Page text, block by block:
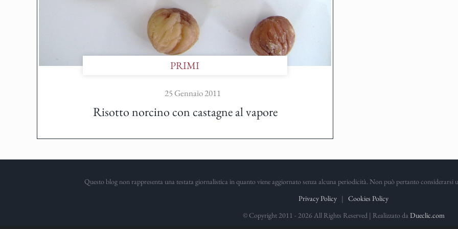
PRIMI
25 Gennaio 2011
Risotto norcino con castagne al vapore
Questo blog non rappresenta una testata giornalistica in quanto viene aggiornato senza alcuna periodicità. Non può pertanto considerarsi
Privacy Policy | Cookies Policy
© Copyright 2011 - 2026 All Rights Reserved | Realizzato da Dueclic.com